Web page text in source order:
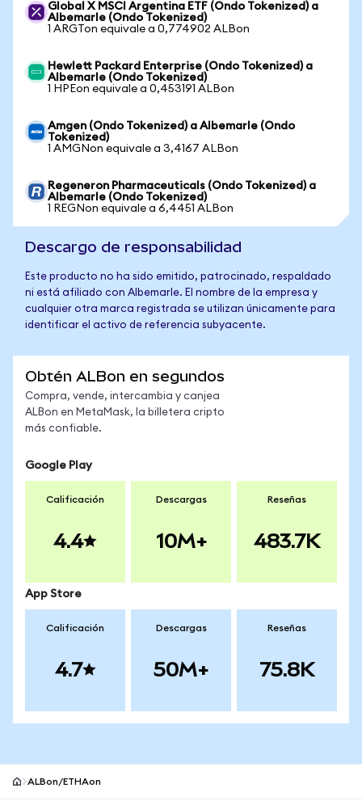
Global X MSCI Argentina ETF (Ondo Tokenized) a
Albemarle (Ondo Tokenized)
1 ARGTon equivale a 0,774902 ALBon
Hewlett Packard Enterprise (Ondo Tokenized) a
Albemarle (Ondo Tokenized)
1 HPEon equivale a 0,453191 ALBon
Amgen (Ondo Tokenized) a Albemarle (Ondo
Tokenized)
1 AMGNon equivale a 3,4167 ALBon
Regeneron Pharmaceuticals (Ondo Tokenized) a
Albemarle (Ondo Tokenized)
1 REGNon equivale a 6,4451 ALBon
Descargo de responsabilidad
Este producto no ha sido emitido, patrocinado, respaldado
ni está afiliado con Albemarle. El nombre de la empresa y
cualquier otra marca registrada se utilizan únicamente para
identificar el activo de referencia subyacente.
Obtén ALBon en segundos
Compra, vende, intercambia y canjea
ALBon en MetaMask, la billetera cripto
más confiable.
Google Play
Calificación
4.4
Descargas
10M+
Reseñas
483.7K
App Store
Calificación
4.7
Descargas
50M+
Reseñas
75.8K
ALBon/ETHAon